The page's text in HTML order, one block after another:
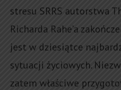
stresu SRRS autorstwa
Richarda Rahe’a
jest w dziesiątce
sytuacji życiowych.
zatem właściwe